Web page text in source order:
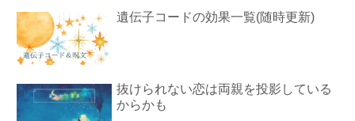
遺伝子コードの効果一覧(随時更新)
抜けられない恋は両親を投影している
からかも